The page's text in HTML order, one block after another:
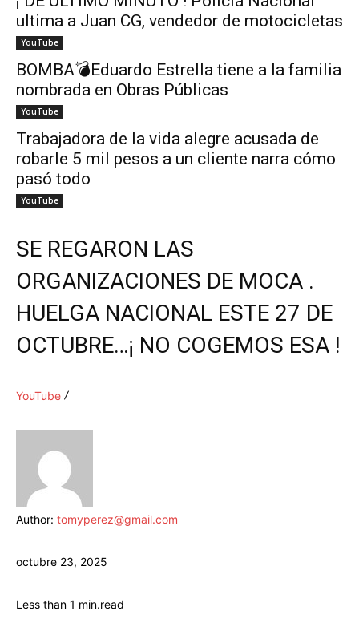
ultima a Juan CG, vendedor de motocicletas
YouTube
BOMBA💣Eduardo Estrella tiene a la familia
nombrada en Obras Públicas
YouTube
Trabajadora de la vida alegre acusada de
robarle 5 mil pesos a un cliente narra cómo
pasó todo
YouTube
SE REGARON LAS
ORGANIZACIONES DE MOCA .
HUELGA NACIONAL ESTE 27 DE
OCTUBRE…¡ NO COGEMOS ESA !
YouTube
Author: tomyperez@gmail.com
octubre 23, 2025
Less than 1 min.read